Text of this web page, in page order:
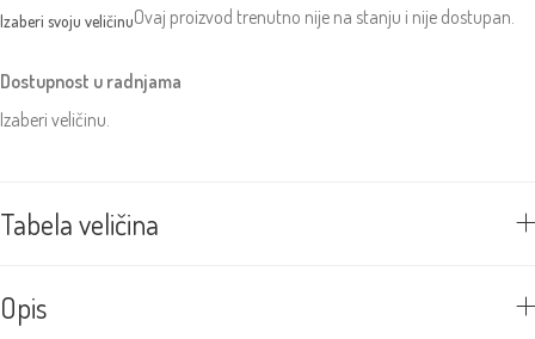
Ovaj proizvod trenutno nije na stanju i nije dostupan.
Dostupnost u radnjama
Izaberi veličinu.
Tabela veličina
Opis